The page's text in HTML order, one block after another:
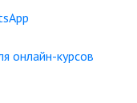
онлайн-курсов